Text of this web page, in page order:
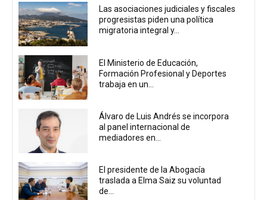
Las asociaciones judiciales y fiscales
progresistas piden una política
migratoria integral y...
El Ministerio de Educación,
Formación Profesional y Deportes
trabaja en un...
Álvaro de Luis Andrés se incorpora
al panel internacional de
mediadores en...
El presidente de la Abogacía
traslada a Elma Saiz su voluntad
de...